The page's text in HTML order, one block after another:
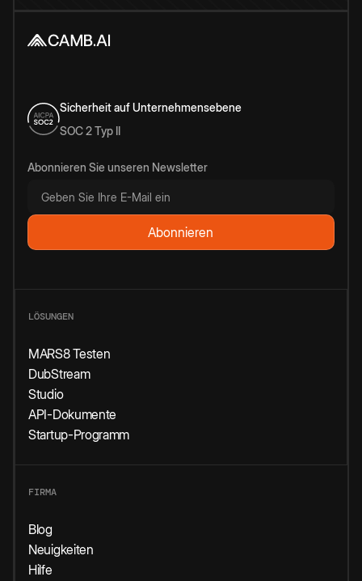
Sicherheit auf Unternehmensebene
SOC 2 Typ II
Abonnieren Sie unseren Newsletter
LÖSUNGEN
MARS8 Testen
DubStream
Studio
API-Dokumente
Startup-Programm
FIRMA
Blog
Neuigkeiten
Hilfe